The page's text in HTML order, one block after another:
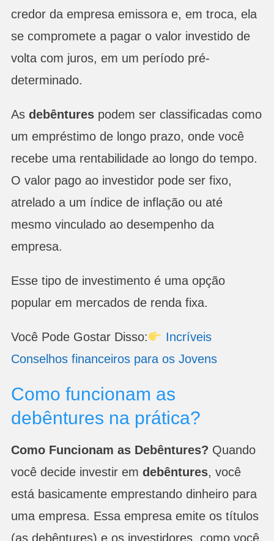
credor da empresa emissora e, em troca, ela
se compromete a pagar o valor investido de
volta com juros, em um período pré-
determinado.
As debênturespodem ser classificadas como
um empréstimo de longo prazo, onde você
recebe uma rentabilidade ao longo do tempo.
O valor pago ao investidor pode ser fixo,
atrelado a um índice de inflação ou até
mesmo vinculado ao desempenho da
empresa.
Esse tipo de investimento é uma opção
popular em mercados de renda fixa.
Você Pode Gostar Disso:
Incríveis
Conselhos financeiros para os Jovens
Como funcionam as
debêntures na prática?
Como Funcionam as Debêntures? Quando
você decide investir em debêntures, você
está basicamente emprestando dinheiro para
uma empresa. Essa empresa emite os títulos
(as debêntures) e os investidores, como você,